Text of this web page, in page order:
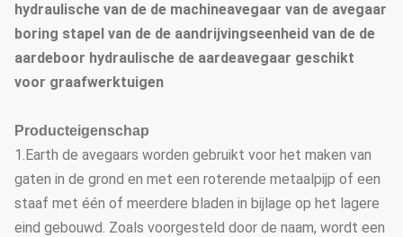
hydraulische van de de machineavegaar van de avegaar
boring stapel van de de aandrijvingseenheid van de de
aardeboor hydraulische de aardeavegaar geschikt
voor graafwerktuigen
Producteigenschap
1.Earth de avegaars worden gebruikt voor het maken van
gaten in de grond en met een roterende metaalpijp of een
staaf met één of meerdere bladen in bijlage op het lagere
eind gebouwd. Zoals voorgesteld door de naam, wordt een